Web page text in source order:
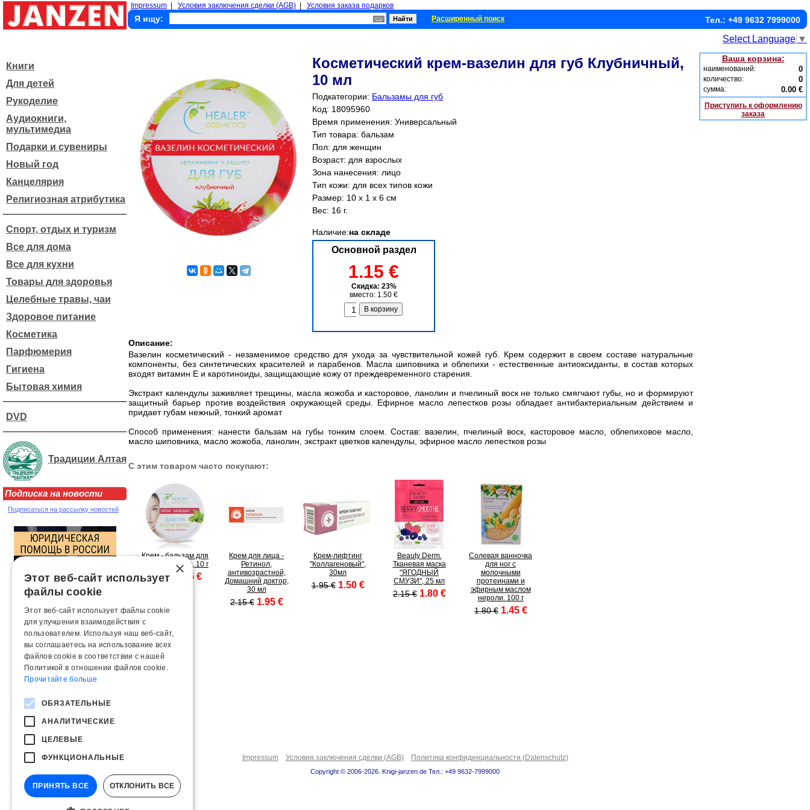
Impressum Условия заключения сделки (AGB) Условия заказа подарков
Я ищу: Расширенный поиск Тел.: +49 9632 7999000
Select Language ▼
Книги
Для детей
Рукоделие
Аудиокниги,
мультимедиа
Подарки и сувениры
Новый год
Канцелярия
Религиозная атрибутика
Спорт, отдых и туризм
Все для дома
Все для кухни
Товары для здоровья
Целебные травы, чаи
Здоровое питание
Косметика
Парфюмерия
Гигиена
Бытовая химия
DVD
Традиции Алтая
Подписка на новости
Подписаться на рассылку новостей
Косметический крем-вазелин для губ Клубничный,
10 мл
Подкатегории: Бальзамы для губ
Код: 18095960
Время применения: Универсальный
Тип товара: бальзам
Пол: для женщин
Возраст: для взрослых
Зона нанесения: лицо
Тип кожи: для всех типов кожи
Размер: 10 x 1 x 6 см
Вес: 16 г.
Наличие:на складе
Основной раздел
1.15 €
Скидка: 23%
вместо: 1.50 €
Описание:
Вазелин косметический - незаменимое средство для ухода за чувствительной кожей губ. Крем содержит в своем составе натуральные
компоненты, без синтетических красителей и парабенов. Масла шиповника и облепихи - естественные антиоксиданты, в состав которых
входят витамин Е и каротиноиды, защищающие кожу от преждевременного старения.
Экстракт календулы заживляет трещины, масла жожоба и касторовое, ланолин и пчелиный воск не только смягчают губы, но и формируют
защитный барьер против воздействия окружающей среды. Ефирное масло лепестков розы обладает антибактериальным действием и
придает губам нежный, тонкий аромат
Способ применения: нанести бальзам на губы тонким слоем. Состав: вазелин, пчелиный воск, касторовое масло, облепиховое масло,
масло шиповника, масло жожоба, ланолин, экстракт цветков календулы, эфирное масло лепестков розы
С этим товаром часто покупают:
Крем - бальзам для
губ Ангигерпес, 10 г
1.50 € 1.15 €
Крем для лица -
Ретинол,
антивозрастной,
Домашний доктор,
30 мл
2.15 € 1.95 €
Крем-лифтинг
"Коллагеновый",
30мл
1.95 € 1.50 €
Beauty Derm.
Тканевая маска
"ЯГОДНЫЙ
СМУЗИ", 25 мл
2.15 € 1.80 €
Солевая ванночка
для ног с
молочными
протеинами и
эфирным маслом
нероли. 100 г
1.80 € 1.45 €
Ваша корзина:
наименований: 0
количество: 0
сумма: 0.00 €
Приступить к оформлению
заказа
Impressum Условия заключения сделки (AGB) Политика конфиденциальности (Datenschutz)
Copyright © 2006-2026. Knigi-janzen.de Тел.: +49 9632-7999000
×
Этот веб-сайт использует
файлы cookie
Этот веб-сайт использует файлы cookie
для улучшения взаимодействия с
пользователем. Используя наш веб-сайт,
вы соглашаетесь на использование всех
файлов cookie в соответствии с нашей
Политикой в ​​отношении файлов cookie.
Прочитайте больше
ОБЯЗАТЕЛЬНЫЕ
АНАЛИТИЧЕСКИЕ
ЦЕЛЕВЫЕ
ФУНКЦИОНАЛЬНЫЕ
ПРИНЯТЬ ВСЕ ОТКЛОНИТЬ ВСЕ